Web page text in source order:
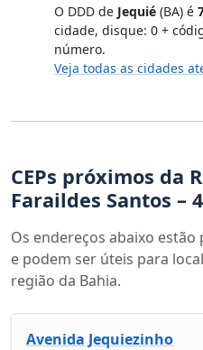
O DDD de Jequié (BA) é
cidade, disque: 0 +
número.
Veja todas as cidades
CEPs próximos da
Faraildes Santos –
Os endereços abaixo estão
e podem ser úteis para
região da Bahia.
Avenida Jequiezinho